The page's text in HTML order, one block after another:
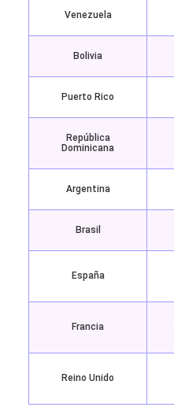
Venezuela
Bolivia
Puerto Rico
República
Dominicana
Argentina
Brasil
España
Francia
Reino Unido